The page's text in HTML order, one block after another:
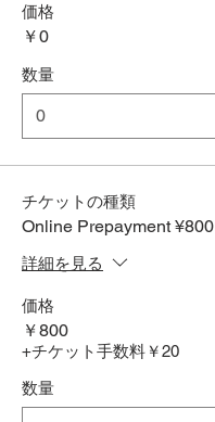
価格
￥0
数量
チケットの種類
Online Prepayment ¥800
詳細を見る
価格
￥800
+チケット手数料￥20
数量